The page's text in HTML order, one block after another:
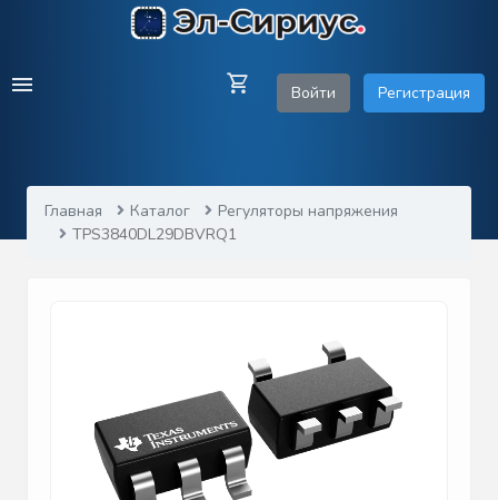
Войти Регистрация
Главная Каталог
Регуляторы напряжения
TPS3840DL29DBVRQ1